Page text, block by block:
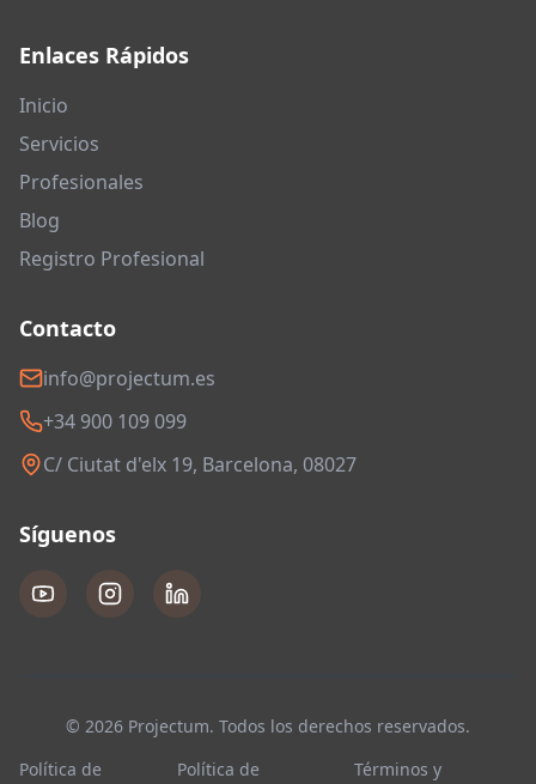
Enlaces Rápidos
Inicio
Servicios
Profesionales
Blog
Registro Profesional
Contacto
info@projectum.es
+34 900 109 099
C/ Ciutat d'elx 19, Barcelona, 08027
Síguenos
© 2026 Projectum. Todos los derechos reservados.
Política de
Política de
Términos y